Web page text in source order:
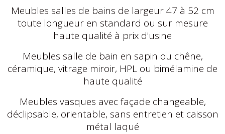
Meubles salles de bains de largeur 47 à 52 cm
toute longueur en standard ou sur mesure
haute qualité à prix d'usine
Meubles salle de bain en sapin ou chêne,
céramique, vitrage miroir, HPL ou bimélamine de
haute qualité
Meubles vasques avec façade changeable,
déclipsable, orientable, sans entretien et caisson
métal laqué